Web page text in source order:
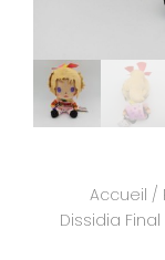
Accueil /
Dissidia